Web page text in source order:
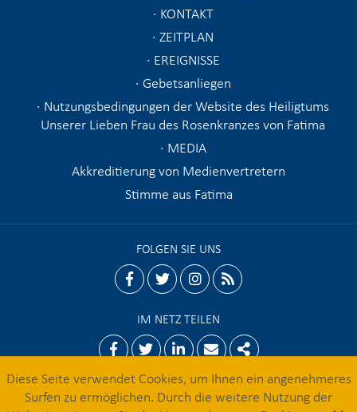
KONTAKT
ZEITPLAN
EREIGNISSE
Gebetsanliegen
Nutzungsbedingungen der Website des Heiligtums
Unserer Lieben Frau des Rosenkranzes von Fatima
MEDIA
Akkreditierung von Medienvertretern
Stimme aus Fatima
FOLGEN SIE UNS
facebooktwitterinstagram
rss
IM NETZ TEILEN
FacebookTwitterLinkedinEmailShare
Diese Seite verwendet Cookies, um Ihnen ein angenehmeres
Surfen zu ermöglichen. Durch die weitere Nutzung der